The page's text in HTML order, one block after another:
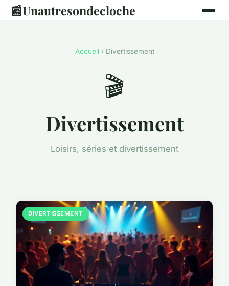
📰Unautresondecloche
Accueil› Divertissement
🎬
Divertissement
Loisirs, séries et divertissement
DIVERTISSEMENT